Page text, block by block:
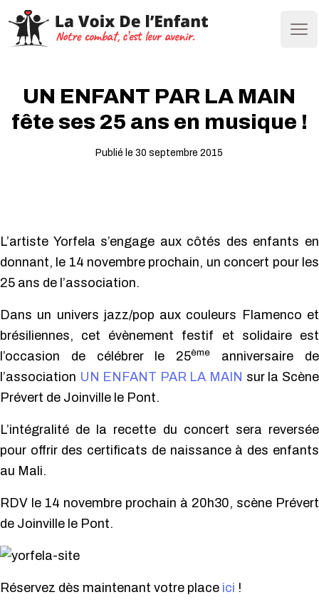
UN ENFANT PAR LA MAIN
fête ses 25 ans en musique !
Publié le 30 septembre 2015
L’artiste Yorfela s’engage aux côtés des enfants en
donnant, le 14 novembre prochain, un concert pour les
25 ans de l’association.
Dans un univers jazz/pop aux couleurs Flamenco et
brésiliennes, cet évènement festif et solidaire est
l’occasion de célébrer le 25ème
anniversaire de
l’association UN ENFANT PAR LA MAIN sur la Scène
Prévert de Joinville le Pont.
L’intégralité de la recette du concert sera reversée
pour offrir des certificats de naissance à des enfants
au Mali.
RDV le 14 novembre prochain à 20h30, scène Prévert
de Joinville le Pont.
Réservez dès maintenant votre place ici !